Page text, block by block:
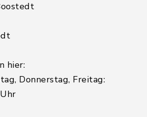
hier:
Donnerstag, Freitag: